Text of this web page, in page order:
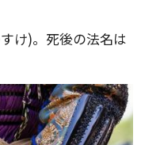
け)。死後の法名は